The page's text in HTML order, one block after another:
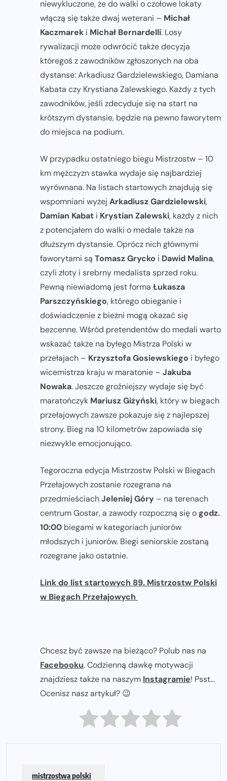
niewykluczone, że do walki o czołowe lokaty
włączą się także dwaj weterani – Michał
Kaczmarek i Michał Bernardelli. Losy
rywalizacji może odwrócić także decyzja
któregoś z zawodników zgłoszonych na oba
dystanse: Arkadiusz Gardzielewskiego, Damiana
Kabata czy Krystiana Zalewskiego. Każdy z tych
zawodników, jeśli zdecyduje się na start na
krótszym dystansie, będzie na pewno faworytem
do miejsca na podium.
W przypadku ostatniego biegu Mistrzostw – 10
km mężczyzn stawka wydaje się najbardziej
wyrównana. Na listach startowych znajdują się
wspomniani wyżej Arkadiusz Gardzielewski,
Damian Kabat i Krystian Zalewski, każdy z nich
z potencjałem do walki o medale także na
dłuższym dystansie. Oprócz nich głównymi
faworytami są Tomasz Grycko i Dawid Malina,
czyli złoty i srebrny medalista sprzed roku.
Pewną niewiadomą jest forma Łukasza
Parszczyńskiego, którego obieganie i
doświadczenie z bieżni mogą okazać się
bezcenne. Wśród pretendentów do medali warto
wskazać także na byłego Mistrza Polski w
przełajach – Krzysztofa Gosiewskiego i byłego
wicemistrza kraju w maratonie – Jakuba
Nowaka. Jeszcze groźniejszy wydaje się być
maratończyk Mariusz Giżyński, który w biegach
przełajowych zawsze pokazuje się z najlepszej
strony. Bieg na 10 kilometrów zapowiada się
niezwykle emocjonująco.
Tegoroczna edycja Mistrzostw Polski w Biegach
Przełajowych zostanie rozegrana na
przedmieściachJeleniej Góry – na terenach
centrum Gostar, a zawody rozpoczną się o godz.
10:00 biegami w kategoriach juniorów
młodszych i juniorów. Biegi seniorskie zostaną
rozegrane jako ostatnie.
Link do list startowych 89. Mistrzostw Polski
w Biegach Przełajowych
Chcesz być zawsze na bieżąco? Polub nas na
Facebooku. Codzienną dawkę motywacji
znajdziesz także na naszym Instagramie! Psst...
Ocenisz nasz artykuł? 😉
mistrzostwa polski